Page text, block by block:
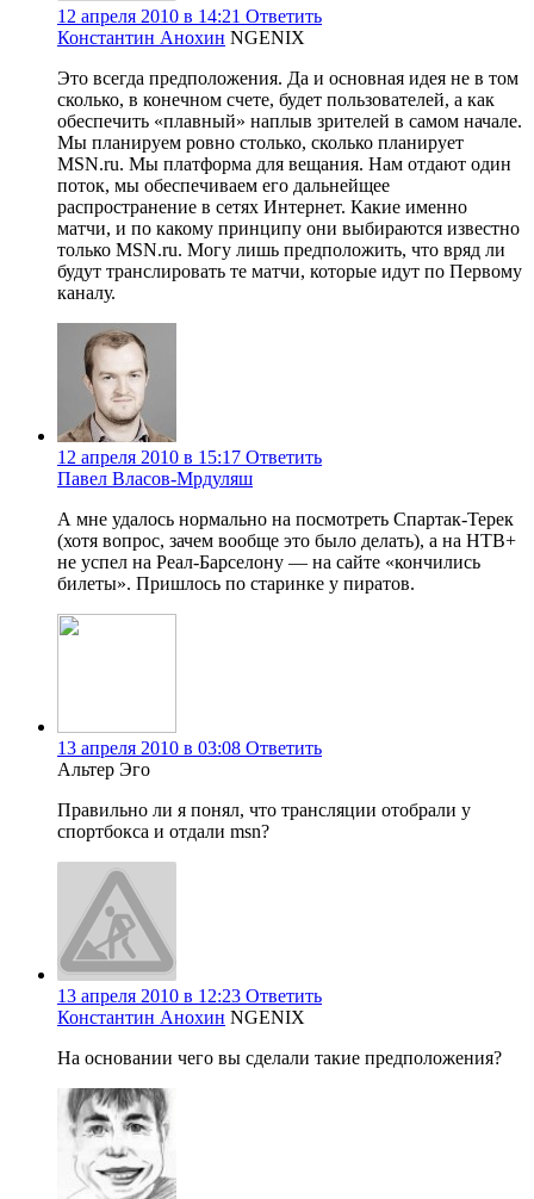
12 апреля 2010 в 14:21 Ответить
Константин Анохин NGENIX
Это всегда предположения. Да и основная идея не в том
сколько, в конечном счете, будет пользователей, а как
обеспечить «плавный» наплыв зрителей в самом начале.
Мы планируем ровно столько, сколько планирует
MSN.ru. Мы платформа для вещания. Нам отдают один
поток, мы обеспечиваем его дальнейщее
распространение в сетях Интернет. Какие именно
матчи, и по какому принципу они выбираются известно
только MSN.ru. Могу лишь предположить, что вряд ли
будут транслировать те матчи, которые идут по Первому
каналу.
12 апреля 2010 в 15:17 Ответить
Павел Власов-Мрдуляш
А мне удалось нормально на посмотреть Спартак-Терек
(хотя вопрос, зачем вообще это было делать), а на НТВ+
не успел на Реал-Барселону — на сайте «кончились
билеты». Пришлось по старинке у пиратов.
13 апреля 2010 в 03:08 Ответить
Альтер Эго
Правильно ли я понял, что трансляции отобрали у
спортбокса и отдали msn?
13 апреля 2010 в 12:23 Ответить
Константин Анохин NGENIX
На основании чего вы сделали такие предположения?